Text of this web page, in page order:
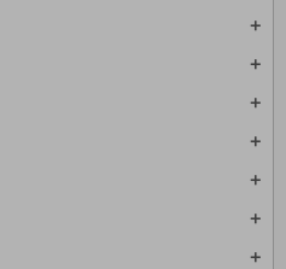
add
add
add
add
add
add
add